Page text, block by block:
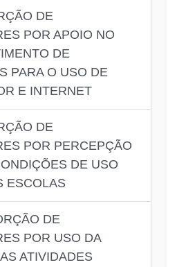
DE
POR APOIO NO
DE
PARA O USO DE
E INTERNET
DE
POR PERCEPÇÃO
DE USO
ESCOLAS
DE
POR USO DA
ATIVIDADES